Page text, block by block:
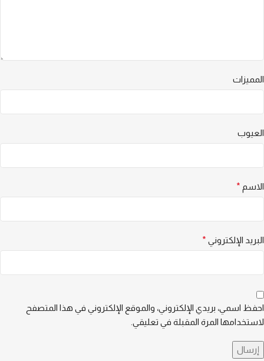
المميزات
العيوب
الاسم *
البريد الإلكتروني *
احفظ اسمي، بريدي الإلكتروني، والموقع الإلكتروني في هذا المتصفح
لاستخدامها المرة المقبلة في تعليقي.